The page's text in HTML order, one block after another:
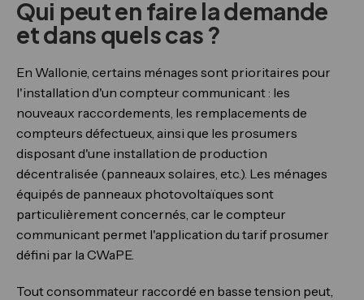
Qui peut en faire la demande
et dans quels cas ?
En Wallonie, certains ménages sont prioritaires pour
l'installation d'un compteur communicant : les
nouveaux raccordements, les remplacements de
compteurs défectueux, ainsi que les prosumers
disposant d'une installation de production
décentralisée (panneaux solaires, etc.). Les ménages
équipés de panneaux photovoltaïques sont
particulièrement concernés, car le compteur
communicant permet l'application du tarif prosumer
défini par la CWaPE.
Tout consommateur raccordé en basse tension peut,